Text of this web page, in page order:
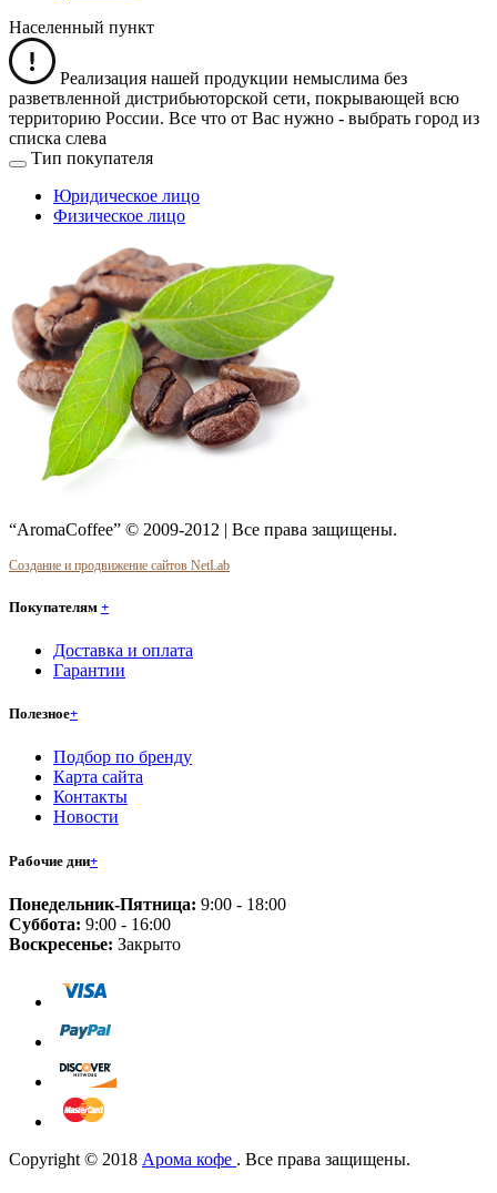
Населенный пункт
Реализация нашей продукции немыслима без
разветвленной дистрибьюторской сети, покрывающей всю
территорию России. Все что от Вас нужно - выбрать город из
списка слева
Тип покупателя
Юридическое лицо
Физическое лицо
“AromaCoffee” © 2009-2012 | Все права защищены.
Создание и продвижение сайтов NetLab
Покупателям +
Доставка и оплата
Гарантии
Полезное+
Подбор по бренду
Карта сайта
Контакты
Новости
Рабочие дни+
Понедельник-Пятница: 9:00 - 18:00
Суббота: 9:00 - 16:00
Воскресенье: Закрыто
Copyright © 2018 Арома кофе . Все права защищены.